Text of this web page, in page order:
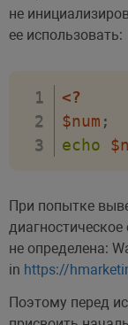
не
ее использовать:
<?
$num ;
echo
При попытке
не определена:
in https://
Поэтому перед